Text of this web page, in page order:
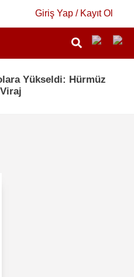
Giriş Yap / Kayıt Ol
Yükseldi: Hürmüz